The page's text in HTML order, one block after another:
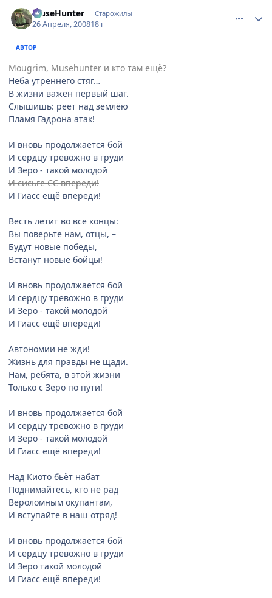
MuseHunter Старожилы
26 Апреля, 200818 г
АВТОР
Mougrim, Musehunter и кто там ещё?
Неба утреннего стяг…
В жизни важен первый шаг.
Слышишь: реет над землёю
Пламя Гадрона атак!
И вновь продолжается бой
И сердцу тревожно в груди
И Зеро - такой молодой
И сисьге СС впереди!
И Гиасс ещё впереди!
Весть летит во все концы:
Вы поверьте нам, отцы, –
Будут новые победы,
Встанут новые бойцы!
И вновь продолжается бой
И сердцу тревожно в груди
И Зеро - такой молодой
И Гиасс ещё впереди!
Автономии не жди!
Жизнь для правды не щади.
Нам, ребята, в этой жизни
Только с Зеро по пути!
И вновь продолжается бой
И сердцу тревожно в груди
И Зеро - такой молодой
И Гиасс ещё впереди!
Над Киото бьёт набат
Поднимайтесь, кто не рад
Вероломным окупантам,
И вступайте в наш отряд!
И вновь продолжается бой
И сердцу тревожно в груди
И Зеро такой молодой
И Гиасс ещё впереди!